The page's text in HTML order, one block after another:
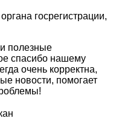
госрегистрации,
полезные
спасибо нашему
очень корректна,
новости, помогает